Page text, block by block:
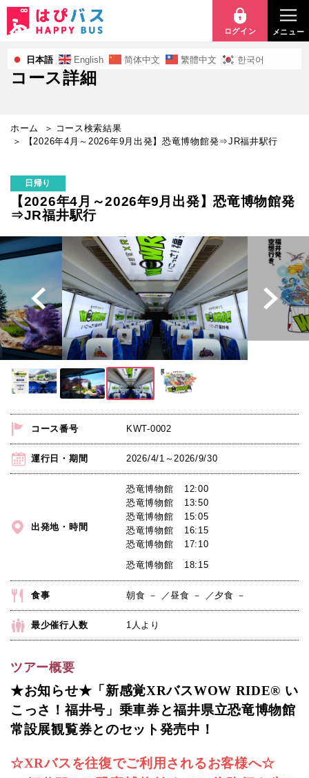
日本語 English 简体中文 繁體中文 한국어
【2026
年
4
月
～
2026
年
月
出
発】
恐
竜
博
物
館
発
⇒JR
井
行
メニュー
ログイン
コース詳細
ホーム
コース検索結果
【2026年4月～2026年9月出発】恐竜博物館発⇒JR福井駅行
日帰り
【2026年4月～2026年9月出発】恐竜博物館発
⇒JR福井駅行
コース番号 KWT-0002
運行日・期間 2026/4/1～2026/9/30
出発地・時間
恐竜博物館
12:00
恐竜博物館
13:50
恐竜博物館
15:05
恐竜博物館
16:15
恐竜博物館
17:10
恐竜博物館
18:15
食事 朝食 － ／昼食 － ／夕食 －
最少催行人数 1人より
ツアー概要
★お知らせ★「新感覚XRバスWOW RIDE® い
こっさ！福井号」乗車券と福井県立恐竜博物館
常設展観覧券とのセット発売中！
☆XRバスを往復でご利用されるお客様へ☆